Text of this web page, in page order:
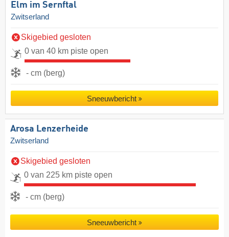
Elm im Sernftal
Zwitserland
Skigebied gesloten
0 van 40 km piste open
- cm (berg)
Sneeuwbericht
Arosa Lenzerheide
Zwitserland
Skigebied gesloten
0 van 225 km piste open
- cm (berg)
Sneeuwbericht